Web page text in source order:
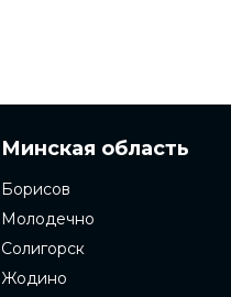
Минская область
Борисов
Молодечно
Солигорск
Жодино